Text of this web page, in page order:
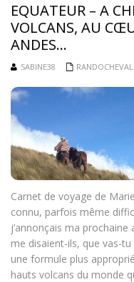
EQUATEUR – A
VOLCANS, AU
ANDES…
SABINE38 RANDOCHEVAL
Carnet de voyage de
connu, parfois même
j’annonçais ma
me disaient-ils, que vas-
une formule plus
hauts volcans du monde